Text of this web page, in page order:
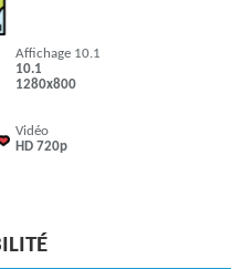
Affichage 10.1
10.1
1280x800
Vidéo
HD 720p